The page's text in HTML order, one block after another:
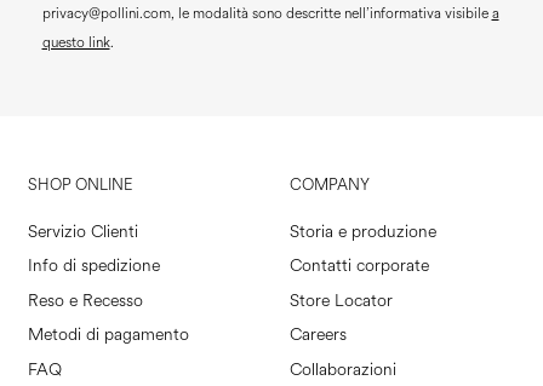
privacy@pollini.com, le modalità sono descritte nell’informativa visibilea
questo link.
SHOP ONLINE
Servizio Clienti
Info di spedizione
Reso e Recesso
Metodi di pagamento
FAQ
COMPANY
Storia e produzione
Contatti corporate
Store Locator
Careers
Collaborazioni